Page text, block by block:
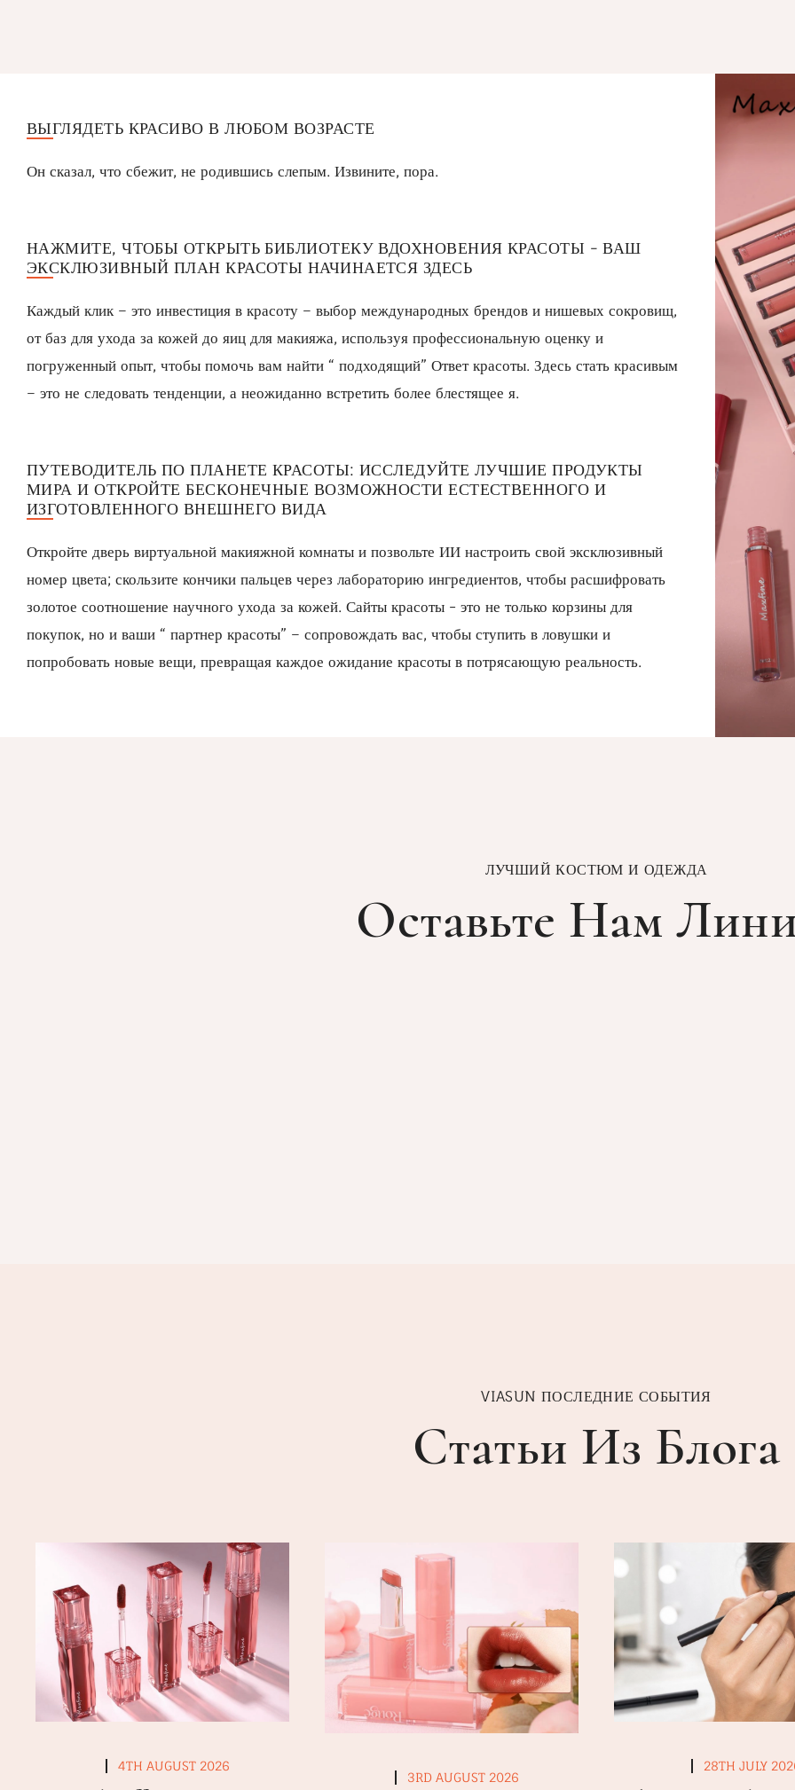
ВЫГЛЯДЕТЬ КРАСИВО В ЛЮБОМ ВОЗРАСТЕ
Он сказал, что сбежит, не родившись слепым. Извините, пора.
НАЖМИТЕ, ЧТОБЫ ОТКРЫТЬ БИБЛИОТЕКУ ВДОХНОВЕНИЯ КРАСОТЫ - ВАШ
ЭКСКЛЮЗИВНЫЙ ПЛАН КРАСОТЫ НАЧИНАЕТСЯ ЗДЕСЬ
Каждый клик – это инвестиция в красоту – выбор международных брендов и нишевых сокровищ,
от баз для ухода за кожей до яиц для макияжа, используя профессиональную оценку и
погруженный опыт, чтобы помочь вам найти “ подходящий” Ответ красоты. Здесь стать красивым
– это не следовать тенденции, а неожиданно встретить более блестящее я.
ПУТЕВОДИТЕЛЬ ПО ПЛАНЕТЕ КРАСОТЫ: ИССЛЕДУЙТЕ ЛУЧШИЕ ПРОДУКТЫ
МИРА И ОТКРОЙТЕ БЕСКОНЕЧНЫЕ ВОЗМОЖНОСТИ ЕСТЕСТВЕННОГО И
ИЗГОТОВЛЕННОГО ВНЕШНЕГО ВИДА
Откройте дверь виртуальной макияжной комнаты и позвольте ИИ настроить свой эксклюзивный
номер цвета; скользите кончики пальцев через лабораторию ингредиентов, чтобы расшифровать
золотое соотношение научного ухода за кожей. Сайты красоты - это не только корзины для
покупок, но и ваши “ партнер красоты” – сопровождать вас, чтобы ступить в ловушки и
попробовать новые вещи, превращая каждое ожидание красоты в потрясающую реальность.
ЛУЧШИЙ КОСТЮМ И ОДЕЖДА
Оставьте Нам
VIASUN ПОСЛЕДНИЕ СОБЫТИЯ
Статьи Из Блога
4TH AUGUST 2026
3RD AUGUST 2026
28TH JULY